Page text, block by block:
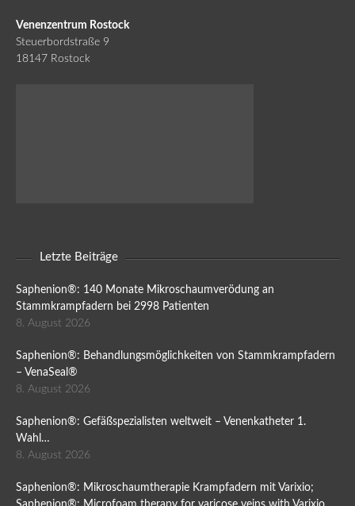
Venenzentrum Rostock
Steuerbordstraße 9
18147 Rostock
Letzte Beiträge
Saphenion®: 140 Monate Mikroschaumverödung an
Stammkrampfadern bei 2998 Patienten
8. August 2026
Saphenion®: Behandlungsmöglichkeiten von Stammkrampfadern
– VenaSeal®
8. August 2026
Saphenion®: Gefäßspezialisten weltweit – Venenkatheter 1.
Wahl…
8. August 2026
Saphenion®: Mikroschaumtherapie Krampfadern mit Varixio;